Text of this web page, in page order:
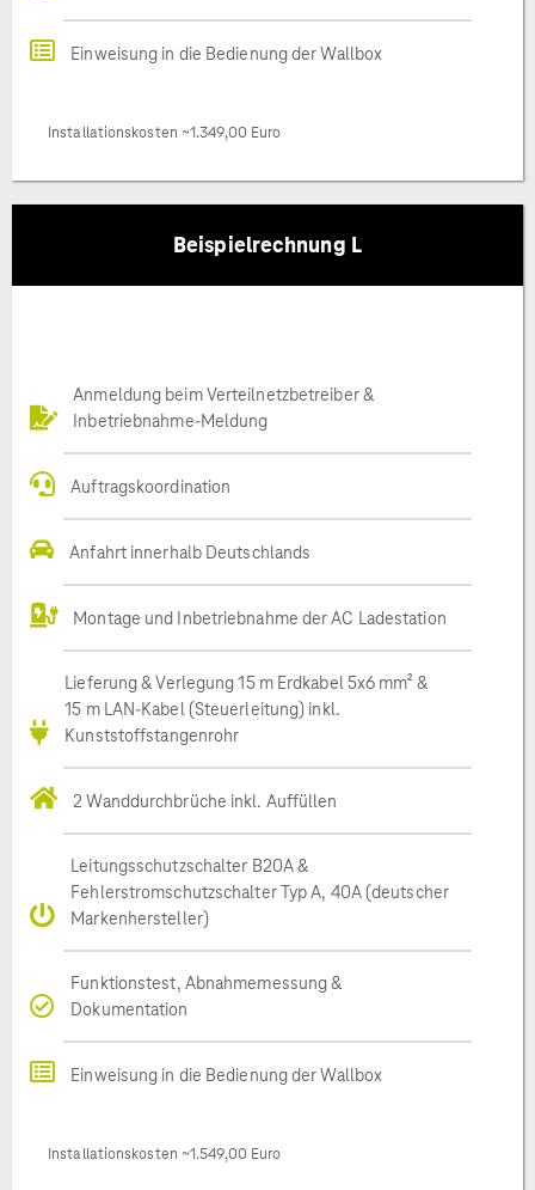
Einweisung in die Bedienung der Wallbox
Installationskosten ~1.349,00 Euro
Beispielrechnung L
Anmeldung beim Verteilnetzbetreiber &
Inbetriebnahme-Meldung
Auftragskoordination
Anfahrt innerhalb Deutschlands
Montage und Inbetriebnahme der AC Ladestation
Lieferung & Verlegung 15 m Erdkabel 5x6 mm² &
15 m LAN-Kabel (Steuerleitung) inkl.
Kunststoffstangenrohr
2 Wanddurchbrüche inkl. Auffüllen
Leitungsschutzschalter B20A &
Fehlerstromschutzschalter Typ A, 40A (deutscher
Markenhersteller)
Funktionstest, Abnahmemessung &
Dokumentation
Einweisung in die Bedienung der Wallbox
Installationskosten ~1.549,00 Euro